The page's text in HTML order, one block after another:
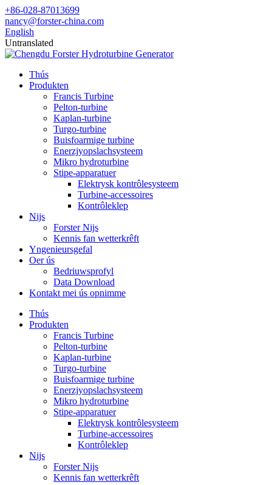
+86-028-87013699
nancy@forster-china.com
English
Untranslated
Thús
Produkten
Francis Turbine
Pelton-turbine
Kaplan-turbine
Turgo-turbine
Buisfoarmige turbine
Enerzjyopslachsysteem
Mikro hydroturbine
Stipe-apparatuer
Elektrysk kontrôlesysteem
Turbine-accessoires
Kontrôleklep
Nijs
Forster Nijs
Kennis fan wetterkrêft
Yngenieursgefal
Oer ús
Bedriuwsprofyl
Data Download
Kontakt mei ús opnimme
Thús
Produkten
Francis Turbine
Pelton-turbine
Kaplan-turbine
Turgo-turbine
Buisfoarmige turbine
Enerzjyopslachsysteem
Mikro hydroturbine
Stipe-apparatuer
Elektrysk kontrôlesysteem
Turbine-accessoires
Kontrôleklep
Nijs
Forster Nijs
Kennis fan wetterkrêft